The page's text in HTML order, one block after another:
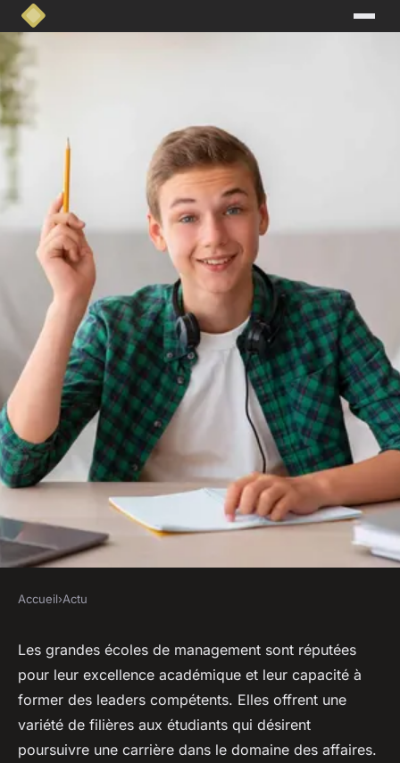
Quelles sont les filières
proposées dans les grandes
écoles de management ?
sébastien•26 septembre 2023• 2 min de lecture
Accueil›Actu
Les grandes écoles de management sont réputées
pour leur excellence académique et leur capacité à
former des leaders compétents. Elles offrent une
variété de filières aux étudiants qui désirent
poursuivre une carrière dans le domaine des affaires.